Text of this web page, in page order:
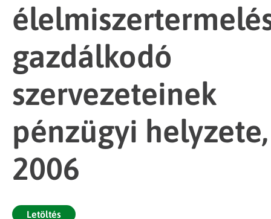
gazdálkodó
szervezeteinek
pénzügyi helyzete,
2006
Letöltés